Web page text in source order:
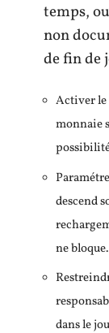
temps,
non
de fin de
Activer le
monnaie
descend
ne bloque.
dans le